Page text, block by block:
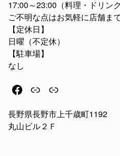
17:00～23:00（料理・ドリン
ご不明な点はお気軽に店舗ま
【定休日】
日曜（不定休）
【駐車場】
なし
フェイスブック リンク リンク
長野県長野市上千歳町1192
丸山ビル２Ｆ